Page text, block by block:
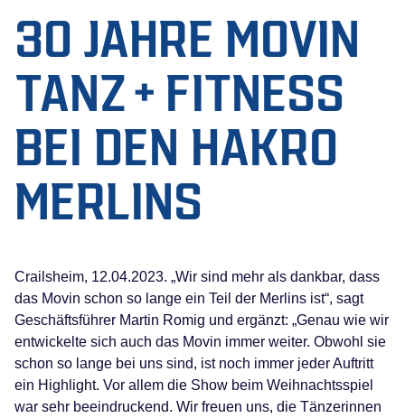
30 JAHRE MOVIN
TANZ + FITNESS
BEI DEN HAKRO
MERLINS
Crailsheim, 12.04.2023. „Wir sind mehr als dankbar, dass
das Movin schon so lange ein Teil der Merlins ist“, sagt
Geschäftsführer Martin Romig und ergänzt: „Genau wie wir
entwickelte sich auch das Movin immer weiter. Obwohl sie
schon so lange bei uns sind, ist noch immer jeder Auftritt
ein Highlight. Vor allem die Show beim Weihnachtsspiel
war sehr beeindruckend. Wir freuen uns, die Tänzerinnen